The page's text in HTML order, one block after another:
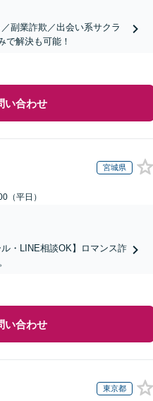
副業詐欺／出会い系サクラ
で解決も可能！
い合わせ
宮城県
（平日）
・LINE相談OK】ロマンス詐
い合わせ
東京都